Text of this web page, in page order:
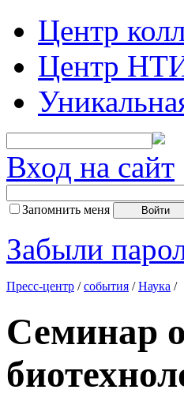
Центр
Центр
Вход на сайт
Запомнить меня
Забыли
Пресс-центр /события /Наука /
Семинар